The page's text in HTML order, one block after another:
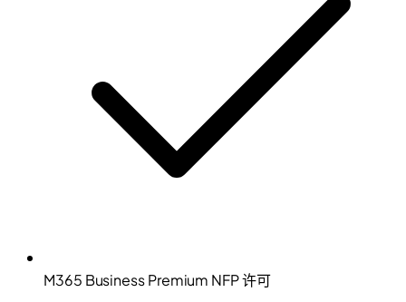
M365 Business Premium NFP 许可